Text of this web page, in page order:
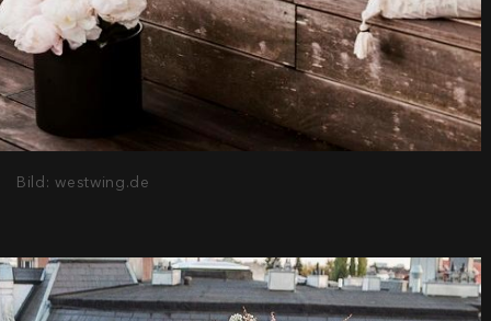
Bild: westwing.de